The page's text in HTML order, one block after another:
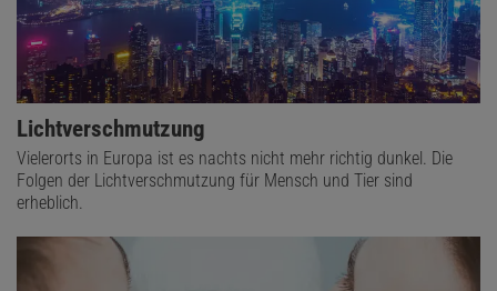
Lichtverschmutzung
Vielerorts in Europa ist es nachts nicht mehr richtig dunkel. Die
Folgen der Lichtverschmutzung für Mensch und Tier sind
erheblich.